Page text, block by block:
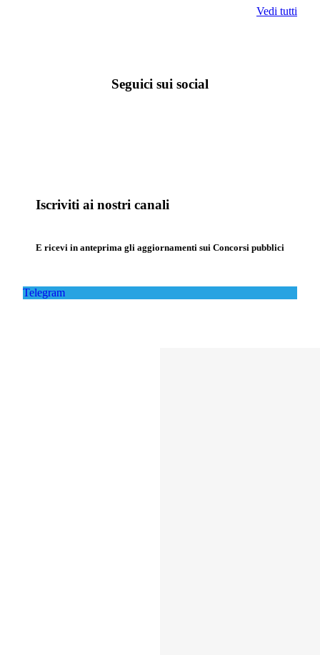
Vedi tutti
Seguici sui social
Iscriviti ai nostri canali
E ricevi in anteprima gli aggiornamenti sui Concorsi pubblici
Telegram